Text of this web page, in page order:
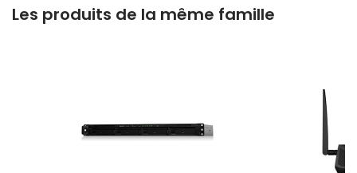
Les produits de la même famille